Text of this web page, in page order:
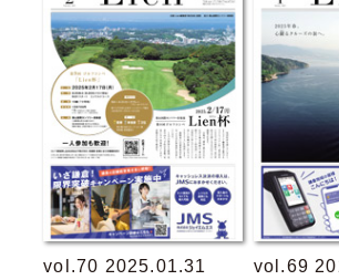
vol.70 2025.01.31 vol.69